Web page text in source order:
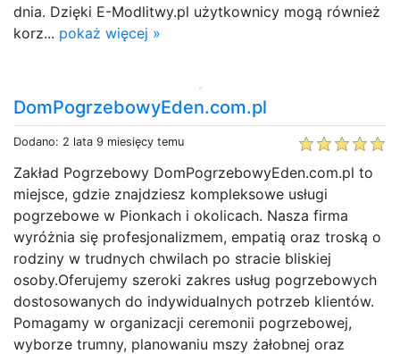
dnia. Dzięki E-Modlitwy.pl użytkownicy mogą również
korz... pokaż więcej »
DomPogrzebowyEden.com.pl
Dodano: 2 lata 9 miesięcy temu
Zakład Pogrzebowy DomPogrzebowyEden.com.pl to
miejsce, gdzie znajdziesz kompleksowe usługi
pogrzebowe w Pionkach i okolicach. Nasza firma
wyróżnia się profesjonalizmem, empatią oraz troską o
rodziny w trudnych chwilach po stracie bliskiej
osoby.Oferujemy szeroki zakres usług pogrzebowych
dostosowanych do indywidualnych potrzeb klientów.
Pomagamy w organizacji ceremonii pogrzebowej,
wyborze trumny, planowaniu mszy żałobnej oraz